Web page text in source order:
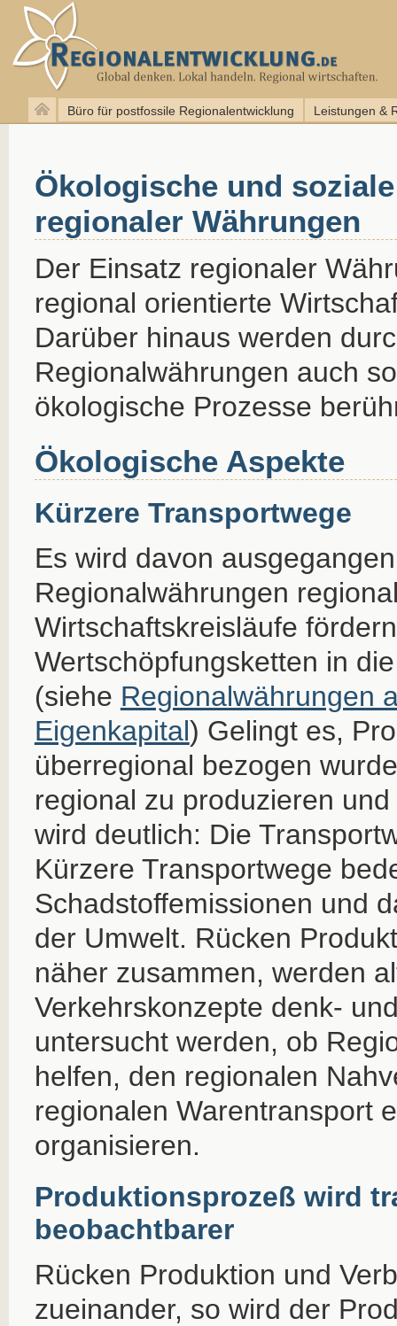
Büro für postfossile Regionalentwicklung Leistungen &
Ökologische und
regionaler Währungen
Der Einsatz regionaler
regional orientierte
Darüber hinaus werden
Regionalwährungen auch
ökologische Prozesse
Ökologische Aspekte
Kürzere Transportwege
Es wird davon
Regionalwährungen
Wirtschaftskreisläufe
Wertschöpfungsketten in
(siehe Regionalwährungen
Eigenkapital) Gelingt es,
überregional bezogen
regional zu produzieren
wird deutlich: Die
Kürzere Transportwege
Schadstoffemissionen und
der Umwelt. Rücken
näher zusammen, werden
Verkehrskonzepte denk-
untersucht werden, ob
helfen, den regionalen
regionalen Warentransport
organisieren.
Produktionsprozeß wird
beobachtbarer
Rücken Produktion und
zueinander, so wird der